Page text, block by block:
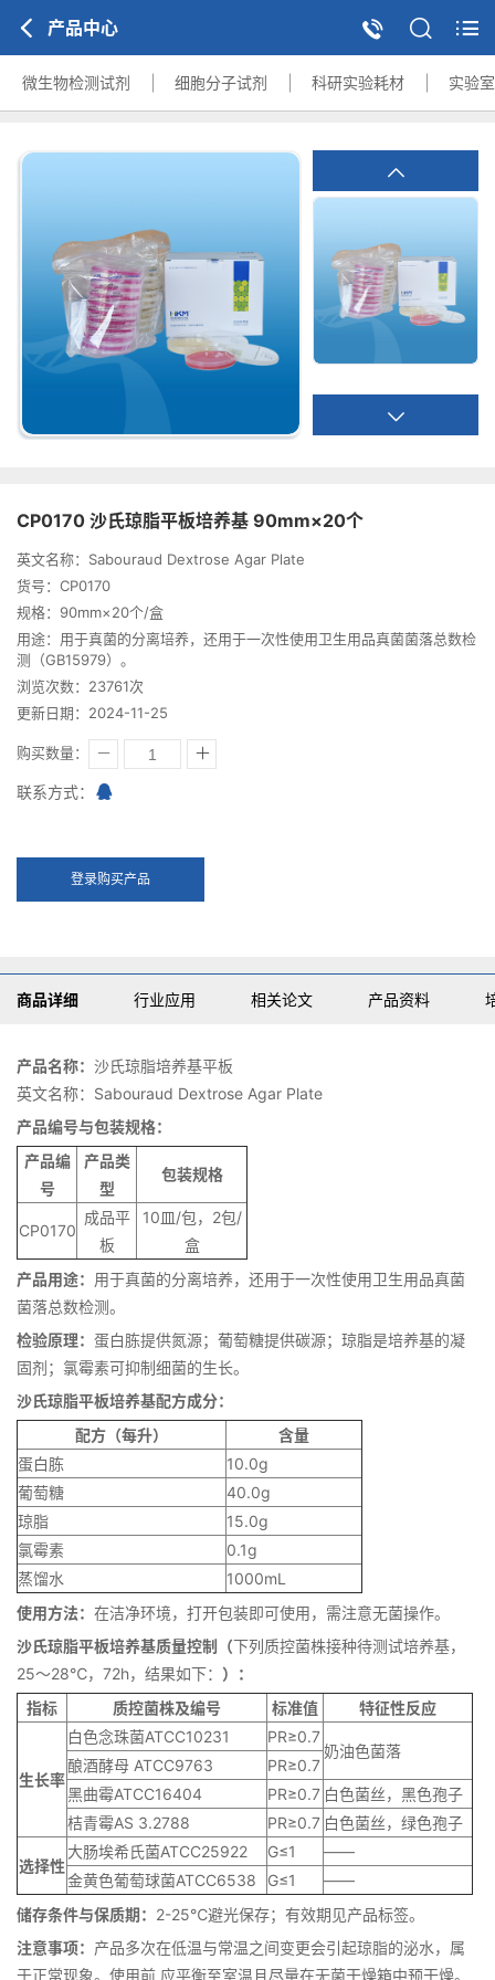
产品中心
微生物检测试剂 细胞分子试剂 科研实验耗材 实验
CP0170 沙氏琼脂平板培养基 90mm×20个
英文名称：Sabouraud Dextrose Agar Plate
货号：CP0170
规格：90mm×20个/盒
用途：用于真菌的分离培养，还用于一次性使用卫生用品真菌菌落总数检
测（GB15979）。
浏览次数：23761次
更新日期：2024-11-25
购买数量：
联系方式：
登录购买产品
商品详细 行业应用 相关论文 产品资料
产品名称： 沙氏琼脂培养基平板
英文名称：Sabouraud Dextrose Agar Plate
产品编号与包装规格：
产品编
号
产品类
型
包装规格
CP0170
成品平
板
10皿/包，2包/
盒
产品用途： 用于真菌的分离培养，还用于一次性使用卫生用品真菌
菌落总数检测。
检验原理： 蛋白胨提供氮源；葡萄糖提供碳源；琼脂是培养基的凝
固剂；氯霉素可抑制细菌的生长。
沙氏琼脂平板培养基配方成分：
配方（每升）
含量
蛋白胨
10.0g
葡萄糖
40.0g
琼脂
15.0g
氯霉素
0.1g
蒸馏水
1000mL
使用方法： 在洁净环境，打开包装即可使用，需注意无菌操作。
沙氏琼脂平板培养基质量控制（下列质控菌株接种待测试培养基，
25～28℃，72h，结果如下： ）：
指标
质控菌株及编号 标准值 特征性反应
生长率
白色念珠菌ATCC10231 PR≥0.7
奶油色菌落
酿酒酵母 ATCC9763
PR≥0.7
黑曲霉ATCC16404
PR≥0.7 白色菌丝，黑色孢子
桔青霉AS 3.2788
PR≥0.7 白色菌丝，绿色孢子
选择性
大肠埃希氏菌ATCC25922 G≤1
——
金黄色葡萄球菌ATCC6538
G≤1
——
储存条件与保质期： 2-25℃避光保存；有效期见产品标签。
注意事项： 产品多次在低温与常温之间变更会引起琼脂的泌水，属
于正常现象。使用前 应平衡至室温且尽量在无菌干燥箱中预干燥。